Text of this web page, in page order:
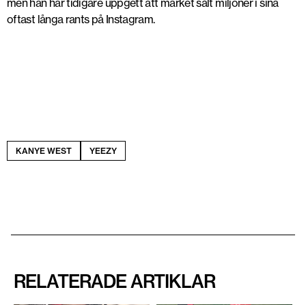
men han har tidigare uppgett att märket sålt miljoner i sina
oftast långa rants på Instagram.
KANYE WEST YEEZY
RELATERADE ARTIKLAR